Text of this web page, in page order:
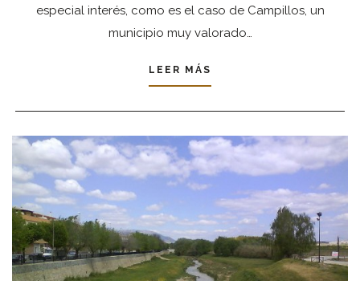
especial interés, como es el caso de Campillos, un
municipio muy valorado…
LEER MÁS